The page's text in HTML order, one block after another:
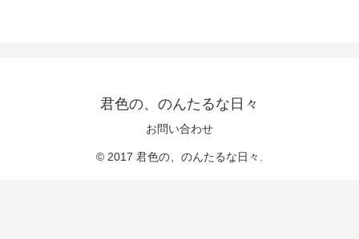
君色の、のんたるな日々
お問い合わせ
© 2017 君色の、のんたるな日々.